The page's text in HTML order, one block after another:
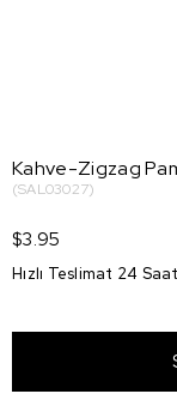
Kahve-Zigzag
(SAL03027)
$3.95
Hızlı Teslimat 24